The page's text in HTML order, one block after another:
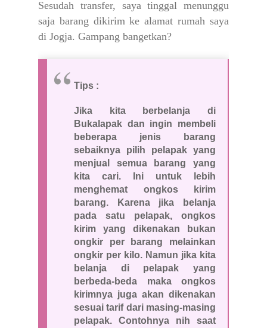
Sesudah transfer, saya tinggal menunggu
saja barang dikirim ke alamat rumah saya
di Jogja. Gampang bangetkan?
Tips :
Jika kita berbelanja di
Bukalapak dan ingin membeli
beberapa jenis barang
sebaiknya pilih pelapak yang
menjual semua barang yang
kita cari. Ini untuk lebih
menghemat ongkos kirim
barang. Karena jika belanja
pada satu pelapak, ongkos
kirim yang dikenakan bukan
ongkir per barang melainkan
ongkir per kilo. Namun jika kita
belanja di pelapak yang
berbeda-beda maka ongkos
kirimnya juga akan dikenakan
sesuai tarif dari masing-masing
pelapak. Contohnya nih saat